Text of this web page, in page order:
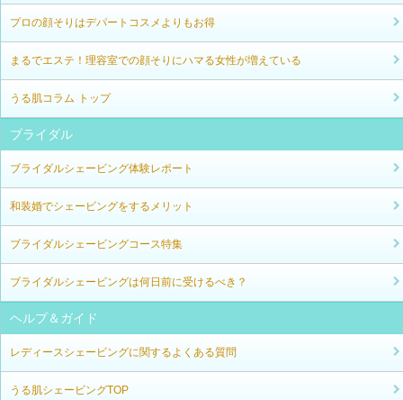
プロの顔そりはデパートコスメよりもお得
まるでエステ！理容室での顔そりにハマる女性が増えている
うる肌コラム トップ
ブライダル
ブライダルシェービング体験レポート
和装婚でシェービングをするメリット
ブライダルシェービングコース特集
ブライダルシェービングは何日前に受けるべき？
ヘルプ＆ガイド
レディースシェービングに関するよくある質問
うる肌シェービングTOP